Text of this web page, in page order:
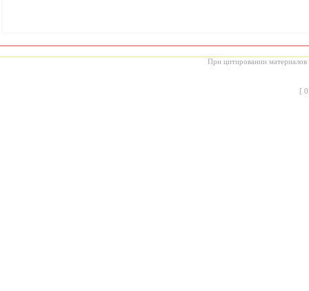
При цитировании материалов
[